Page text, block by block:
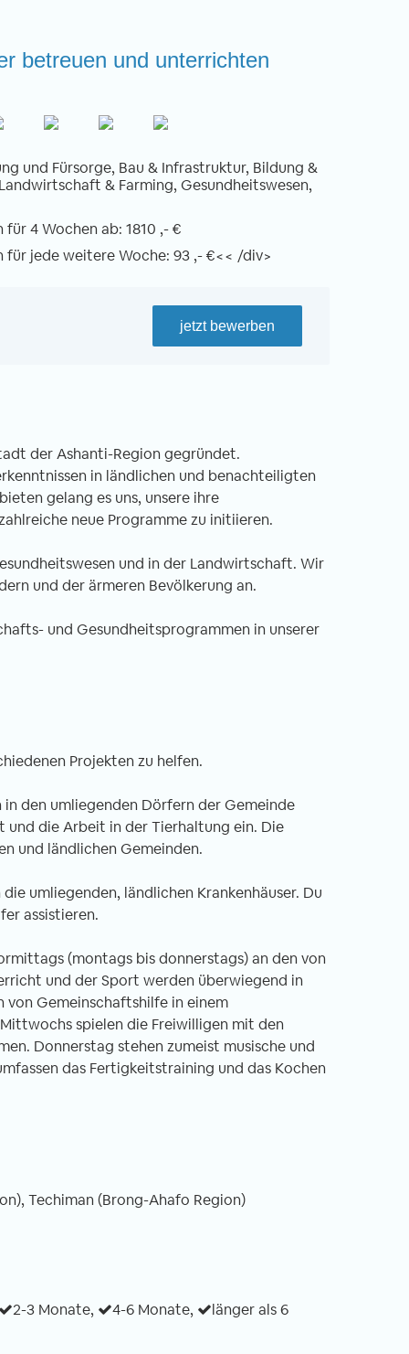
in Nepal -
Einsatz
mit einer komplett
Freiwilligenarbeit in Ghana -
Singende Frauen, die dich am Flughafen
wie frisch geduscht aussieht. Ein
betreuen und unterrichten
und Fürsorge, Bau & Infrastruktur, Bildung &
& Farming, Gesundheitswesen,
4 Wochen ab: 1810 ,- €
für jede weitere Woche: 93 ,- €<< /div>
jetzt bewerben
der Ashanti-Region gegründet.
in ländlichen und benachteiligten
gelang es uns, unsere ihre
neue Programme zu initiieren.
und in der Landwirtschaft. Wir
und der ärmeren Bevölkerung an.
und Gesundheitsprogrammen in unserer
Projekten zu helfen.
den umliegenden Dörfern der Gemeinde
die Arbeit in der Tierhaltung ein. Die
und ländlichen Gemeinden.
umliegenden, ländlichen Krankenhäuser. Du
assistieren.
(montags bis donnerstags) an den von
und der Sport werden überwiegend in
von Gemeinschaftshilfe in einem
spielen die Freiwilligen mit den
Donnerstag stehen zumeist musische und
das Fertigkeitstraining und das Kochen
Techiman (Brong-Ahafo Region)
2-3 Monate, 4-6 Monate,
länger als 6